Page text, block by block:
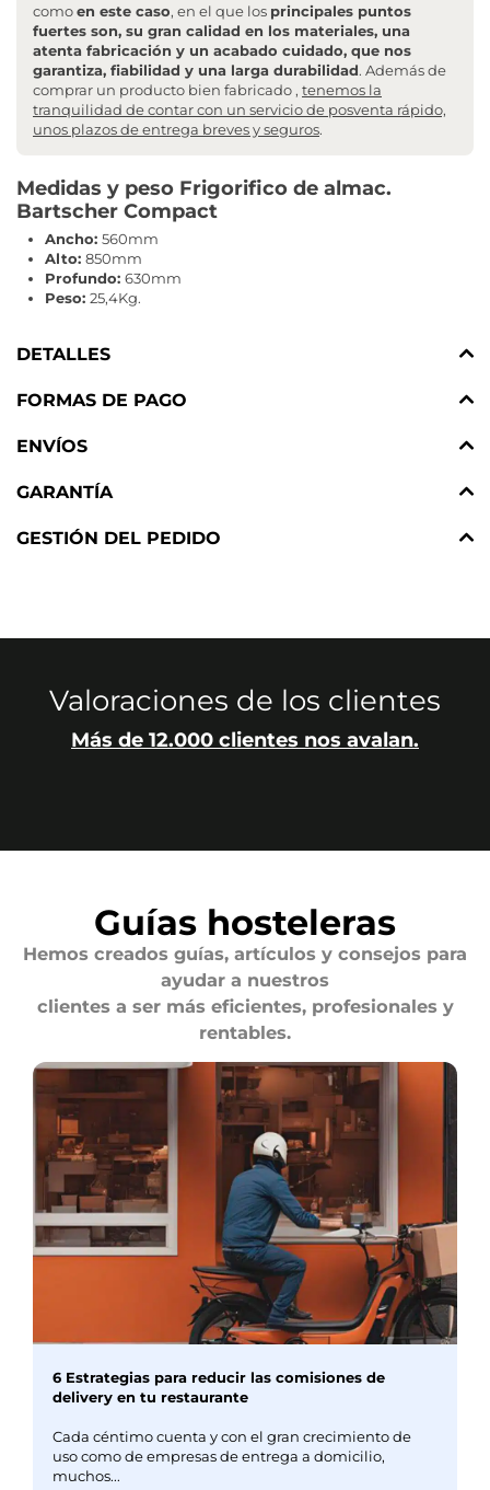
comoen este caso, en el que los principales puntos
fuertes son, su gran calidad en los materiales, una
atenta fabricación y un acabado cuidado, que nos
garantiza, fiabilidad y una larga durabilidad. Además de
comprar un producto bien fabricado , tenemos la
tranquilidad de contar con un servicio de posventa rápido,
unos plazos de entrega breves y seguros.
Medidas y peso Frigorifico de almac.
Bartscher Compact
Ancho: 560mm
Alto: 850mm
Profundo: 630mm
Peso: 25,4Kg.
DETALLES
FORMAS DE PAGO
ENVÍOS
GARANTÍA
GESTIÓN DEL PEDIDO
Valoraciones de los clientes
Más de 12.000 clientes nos avalan.
Guías hosteleras
Hemos creados guías, artículos y consejos para
ayudar a nuestros
clientes a ser más eficientes, profesionales y
rentables.
6 Estrategias para reducir las comisiones de
delivery en tu restaurante
Cada céntimo cuenta y con el gran crecimiento de
uso como de empresas de entrega a domicilio,
muchos...